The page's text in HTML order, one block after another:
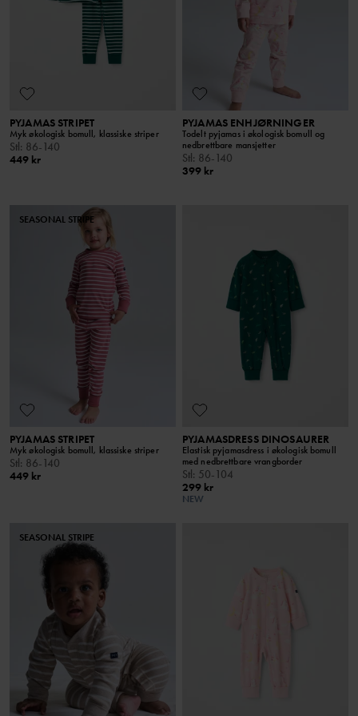
PYJAMAS STRIPET
Myk økologisk bomull, klassiske striper
Stl: 86-140
449 kr
PYJAMAS ENHJØRNINGER
Todelt pyjamas i økologisk bomull og
nedbrettbare mansjetter
Stl: 86-140
399 kr
SEASONAL STRIPE
PYJAMAS STRIPET
Myk økologisk bomull, klassiske striper
Stl: 86-140
449 kr
PYJAMASDRESS DINOSAURER
Elastisk pyjamasdress i økologisk bomull
med nedbrettbare vrangborder
Stl: 50-104
299 kr
NEW
SEASONAL STRIPE